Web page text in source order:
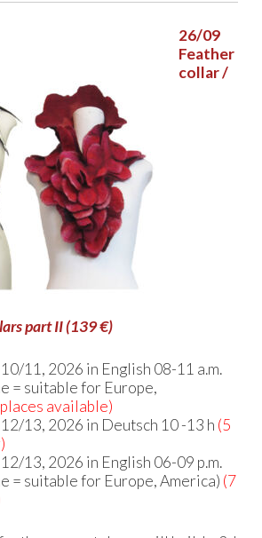
26/09
Feather
collar /
part II (139 €)
11, 2026 in English 08-11 a.m.
= suitable for Europe,
available)
13, 2026 in Deutsch 10 -13 h (5
13, 2026 in English 06-09 p.m.
= suitable for Europe, America) (7